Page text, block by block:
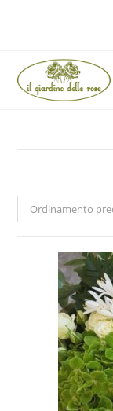
Ordinamento